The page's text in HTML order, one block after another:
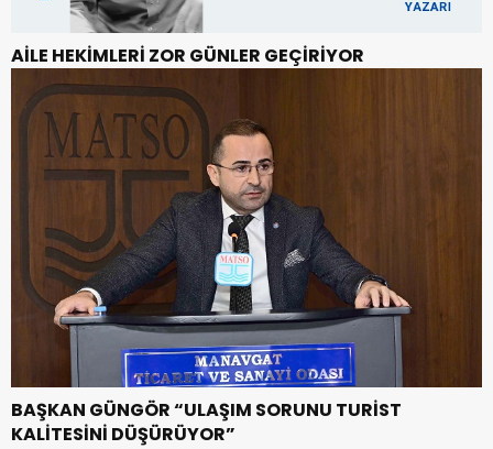
AİLE HEKİMLERİ ZOR GÜNLER GEÇİRİYOR
BAŞKAN GÜNGÖR “ULAŞIM SORUNU TURİST
KALİTESİNİ DÜŞÜRÜYOR”